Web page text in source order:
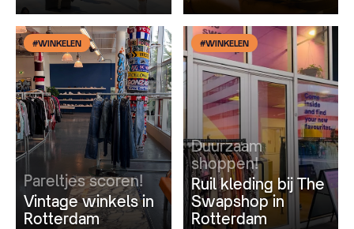
#WINKELEN
Pareltjes scoren!
Vintage winkels in
Rotterdam
#WINKELEN
Duurzaam
shoppen!
Ruil kleding bij The
Swapshop in
Rotterdam